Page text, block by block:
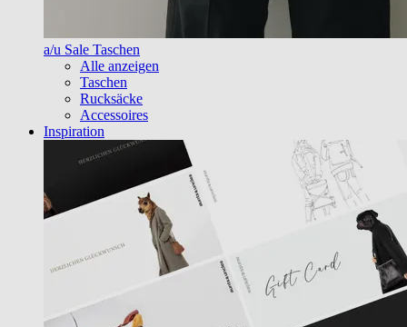
a/u Sale Taschen
Alle anzeigen
Taschen
Rucksäcke
Accessoires
Inspiration